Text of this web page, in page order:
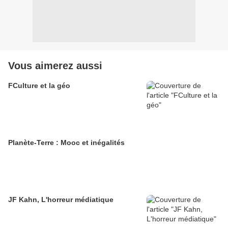
Vous aimerez aussi
FCulture et la géo
Planète-Terre : Mooc et inégalités
JF Kahn, L'horreur médiatique